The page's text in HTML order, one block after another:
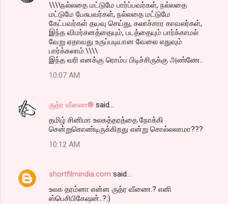
\\\\நல்லதை மட்டுமே பார்ப்பவர்கள், நல்லதை
மட்டுமே பேசுபவர்கள், நல்லதை மட்டுமே
கேட்பவர்கள் தயவு செய்து, கலாச்சார காவலர்கள்,
இந்த விமர்சனத்தையும், படத்தையும் பார்க்காமல்
வேறு ஏதாவது உருப்படியான வேலை எதுவும்
பார்க்கலாம்.\\\\
இந்த வரி எனக்கு ரொம்ப பிடிச்சிருக்கு அண்ணே..
10:07 AM
ருத்ர வீணை® said…
தமிழ் சினிமா உலகத்தரத்தை நோக்கி
சென்றுகொண்டிருக்கிறது என்று சொல்லலாமா???
10:12 AM
shortfilmindia.com said…
உலக தரம்னா என்ன ருத்ர வீணை.? எனி
ஸ்பெசிபிகேஷன்..?:)